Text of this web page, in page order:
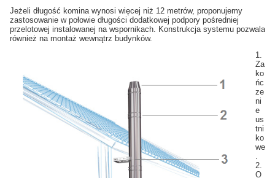
Jeżeli długość komina wynosi więcej niż 12 metrów, proponujemy
zastosowanie w połowie długości dodatkowej podpory pośredniej
przelotowej instalowanej na wspornikach. Konstrukcja systemu pozwala
również na montaż wewnątrz budynków.
1.
Za
ko
ńc
ze
ni
e
us
tni
ko
we
.
2.
O